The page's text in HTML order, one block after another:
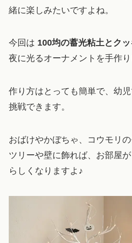
緒に楽しみたいですよね。
今回は 100均の蓄光粘土とク
夜に光るオーナメントを手作り
作り方はとっても簡単で、幼
挑戦できます。
おばけやかぼちゃ、コウモリ
ツリーや壁に飾れば、お部屋
らしくなりますよ♪